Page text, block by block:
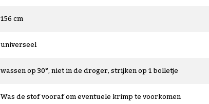
156 cm
universeel
wassen op 30°, niet in de droger, strijken op 1 bolletje
Was de stof vooraf om eventuele krimp te voorkomen